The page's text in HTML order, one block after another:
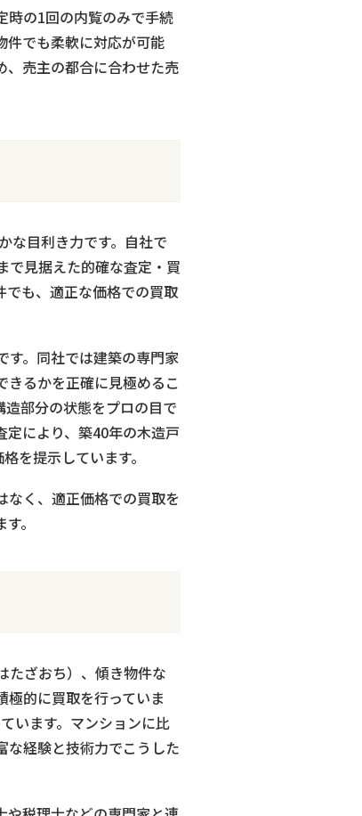
時の1回の内覧のみで手続
件でも柔軟に対応が可能
、売主の都合に合わせた売
な目利き力です。自社で
で見据えた的確な査定・買
でも、適正な価格での買取
す。同社では建築の専門家
きるかを正確に見極めるこ
部分の状態をプロの目で
により、築40年の木造戸
を提示しています。
なく、適正価格での買取を
。
たざおち）、傾き物件な
極的に買取を行っていま
います。マンションに比
な経験と技術力でこうした